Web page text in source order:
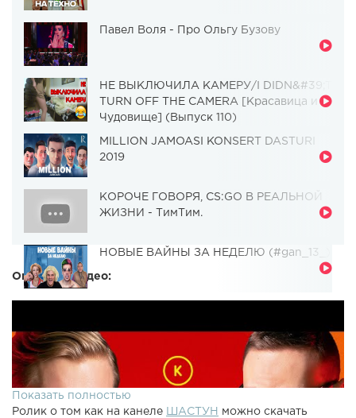
Павел Воля - Про Ольгу Бузову
НЕ ВЫКЛЮЧИЛА КАМЕРУ/I DIDN&#39;T
TURN OFF THE CAMERA [Красавица и
Чудовище] (Выпуск 110)
MILLION JAMOASI KONSERT DASTURI
2019
КОРОЧЕ ГОВОРЯ, CS:GO В РЕАЛЬНОЙ
ЖИЗНИ - ТимТим.
НОВЫЕ ВАЙНЫ ЗА НЕДЕЛЮ (#gan_13_)
Описание видео:
Показать полностью
Ролик о том как на канеле
ШАСТУН
можно скачать